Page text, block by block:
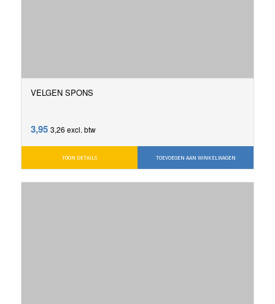
VELGEN SPONS
3,95 3,26 excl. btw
TOEVOEGEN AAN WINKELWAGEN
TOON DETAILS